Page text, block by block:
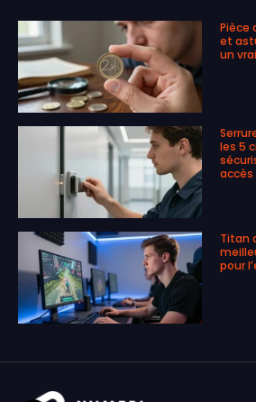
Pièce
et
un
les 5
accès
Titan
pour